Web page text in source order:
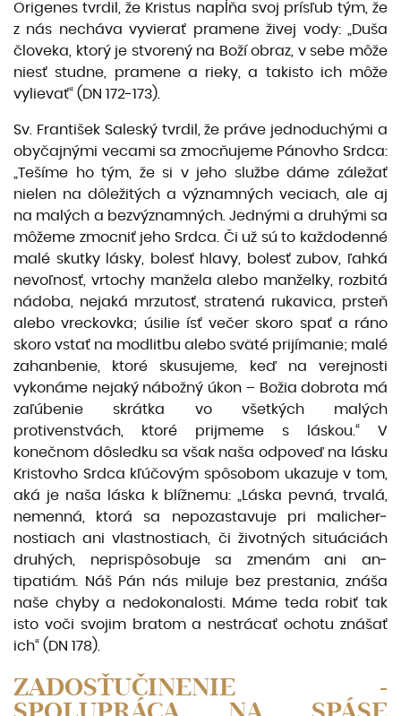
Origenes tvrdil, že Kristus napĺňa svoj prísľub tým, že
z nás necháva vyvierať pramene živej vody: „Duša
človeka, ktorý je stvorený na Boží obraz, v sebe môže
niesť studne, pramene a rieky, a takisto ich môže
vylievať“ (DN 172-173).
Sv. František Saleský tvrdil, že práve jednoduchými a
obyčajnými vecami sa zmocňujeme Pánov­ho Srdca:
„Tešíme ho tým, že si v jeho službe dáme záležať
nielen na dôležitých a významných veciach, ale aj
na malých a bezvýznamných. Jednými a druhými sa
môžeme zmocniť jeho Srdca. Či už sú to každodenné
malé skutky lásky, bolesť hlavy, bolesť zubov, ľahká
nevoľnosť, vrtochy manžela alebo manželky, rozbitá
nádoba, nejaká mrzutosť, stratená rukavica, prsteň
alebo vrec­kovka; úsilie ísť večer skoro spať a ráno
skoro vstať na modlitbu alebo sväté prijímanie; malé
zahanbenie, ktoré skusujeme, keď na verejnosti
vykonáme nejaký nábožný úkon – Božia dobrota má
zaľúbenie skrátka vo všetkých malých
protivenstvách, ktoré prijmeme s láskou.“ V
konečnom dôsledku sa však naša odpoveď na lásku
Kristovho Srdca kľúčovým spôsobom ukazuje v tom,
aká je naša láska k blížnemu: „Láska pevná, trvalá,
nemenná, ktorá sa nepozastavuje pri malicher­
nostiach ani vlastnostiach, či životných situáciách
druhých, neprispôsobuje sa zmenám ani an­
tipatiám. Náš Pán nás miluje bez prestania, znáša
naše chyby a nedokonalosti. Máme teda robiť tak
isto voči svojim bratom a nestrácať ochotu znášať
ich“ (DN 178).
ZADOSŤUČINENIE -